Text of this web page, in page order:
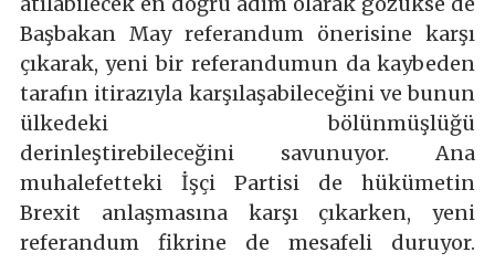
Başbakan May referandum önerisine karşı
çıkarak, yeni bir referandumun da kaybeden
tarafın itirazıyla karşılaşabileceğini ve bunun
ülkedeki bölünmüşlüğü
derinleştirebileceğini savunuyor. Ana
muhalefetteki İşçi Partisi de hükümetin
Brexit anlaşmasına karşı çıkarken, yeni
referandum fikrine de mesafeli duruyor.